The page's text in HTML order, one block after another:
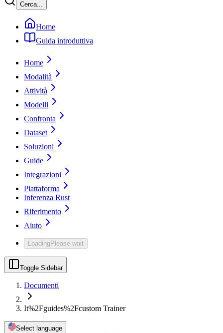
Cerca...
Home
Guida introduttiva
Home
Modalità
Attività
Modelli
Confronta
Dataset
Soluzioni
Guide
Integrazioni
Piattaforma
Inferenza Rust
Riferimento
Aiuto
LoadingPlease wait
Toggle Sidebar
Documenti
It%2Fguides%2Fcustom Trainer
Select language